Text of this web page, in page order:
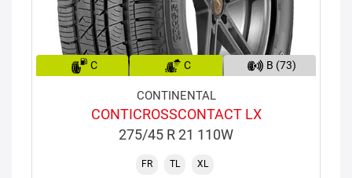
C C B (73)
CONTINENTAL
CONTICROSSCONTACT LX
275/45 R 21 110W
FR TL XL